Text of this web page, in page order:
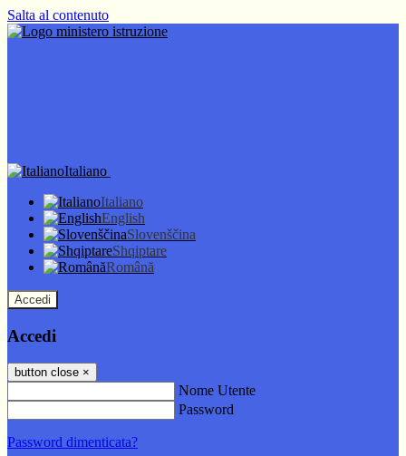
Salta al contenuto
Italiano
Italiano
English
Slovenščina
Shqiptare
Română
Accedi
Accedi
button close ×
Nome Utente
Password
Password dimenticata?